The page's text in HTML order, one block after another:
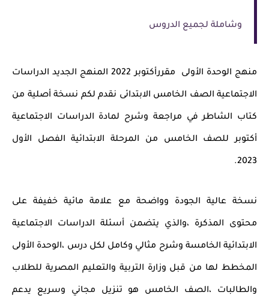
وشاملة لجميع الدروس
منهج الوحدة الأولى مقررأكتوبر 2022 المنهج الجديد الدراسات
الاجتماعية الصف الخامس الابتدائى نقدم لكم نسخة أصلية من
كتاب الشاطر في مراجعة وشرح لمادة الدراسات الاجتماعية
أكتوبر للصف الخامس من المرحلة الابتدائية الفصل الأول
2023.
نسخة عالية الجودة وواضحة مع علامة مائية خفيفة على
محتوى المذكرة ،والذي يتضمن أسئلة الدراسات الاجتماعية
الابتدائية الخامسة وشرح مثالي وكامل لكل درس ،الوحدة الأولى
المخطط لها من قبل وزارة التربية والتعليم المصرية للطلاب
والطالبات ،الصف الخامس هو تنزيل مجاني وسريع يدعم